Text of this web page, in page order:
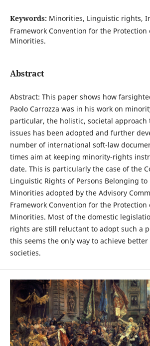
Keywords: Minorities, Linguistic rights,
Framework Convention for the Protection
Minorities.
Abstract
Abstract: This paper shows how
Paolo Carrozza was in his work on
particular, the holistic, societal
issues has been adopted and further
number of international soft-law
times aim at keeping minority-rights
date. This is particularly the case of the
Linguistic Rights of Persons Belonging to
Minorities adopted by the Advisory
Framework Convention for the Protection
Minorities. Most of the domestic
rights are still reluctant to adopt such a
this seems the only way to achieve
societies.